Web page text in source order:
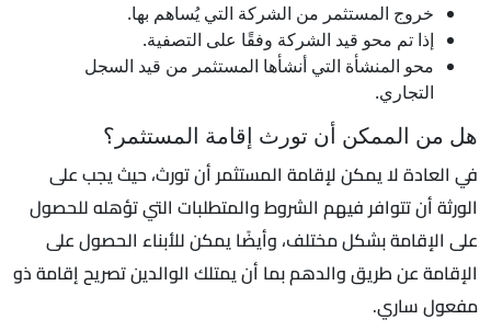
خروج المستثمر من الشركة التي يُساهم بها.
إذا تم محو قيد الشركة وفقًا على التصفية.
محو المنشأة التي أنشأها المستثمر من قيد السجل
التجاري.
هل من الممكن أن تورث إقامة المستثمر؟
في العادة لا يمكن لإقامة المستثمر أن تورث، حيث يجب على
الورثة أن تتوافر فيهم الشروط والمتطلبات التي تؤهله للحصول
على الإقامة بشكل مختلف، وأيضًا يمكن للأبناء الحصول على
الإقامة عن طريق والدهم بما أن يمتلك الوالدين تصريح إقامة ذو
مفعول ساري.